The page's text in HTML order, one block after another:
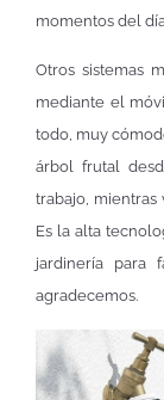
momentos del
Otros sistemas
mediante el
todo, muy
árbol frutal
trabajo,
Es la alta
jardinería para
agradecemos.